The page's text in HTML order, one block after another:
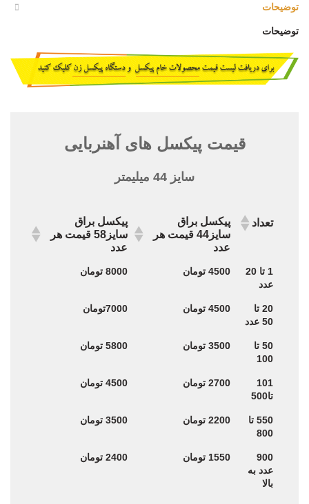
توضیحات
توضیحات
قیمت پیکسل های آهنربایی
سایز 44 میلیمتر
تعداد
پیکسل براق
سایز44 قیمت هر
عدد
پیکسل براق
سایز58 قیمت هر
عدد
تعداد
پیکسل براق
سایز44 قیمت هر
پیکسل براق
سایز58 قیمت هر
1 تا 20
عدد
4500 تومان 8000 تومان
20 تا
50 عدد
4500 تومان 7000تومان
50 تا
100
3500 تومان 5800 تومان
101
تا500
2700 تومان 4500 تومان
550 تا
800
2200 تومان 3500 تومان
900
عدد به
بالا
1550 تومان 2400 تومان